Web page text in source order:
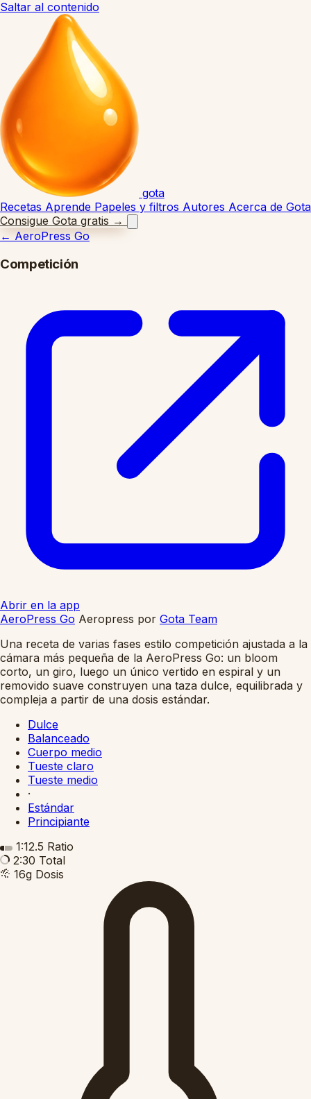
Saltar al contenido
gota
Recetas Aprende Papeles y filtros Autores Acerca de Gota
Consigue Gota gratis →
← AeroPress Go
Competición
Abrir en la app
AeroPress Go Aeropress por Gota Team
Una receta de varias fases estilo competición ajustada a la
cámara más pequeña de la AeroPress Go: un bloom
corto, un giro, luego un único vertido en espiral y un
removido suave construyen una taza dulce, equilibrada y
compleja a partir de una dosis estándar.
Dulce
Balanceado
Cuerpo medio
Tueste claro
Tueste medio
·
Estándar
Principiante
1:12.5 Ratio
2:30 Total
16g Dosis